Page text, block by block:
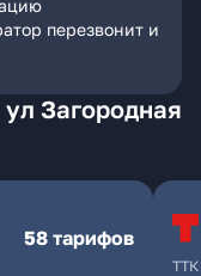
перезвонит и
Загородная
58 тарифов
ТТК